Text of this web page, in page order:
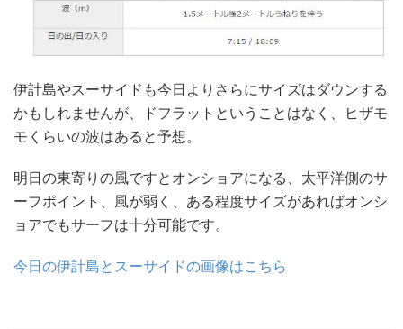
伊計島やスーサイドも今日よりさらにサイズはダウンする
かもしれませんが、ドフラットということはなく、ヒザモ
モくらいの波はあると予想。
明日の東寄りの風ですとオンショアになる、太平洋側のサ
ーフポイント、風が弱く、ある程度サイズがあればオンシ
ョアでもサーフは十分可能です。
今日の伊計島とスーサイドの画像はこちら